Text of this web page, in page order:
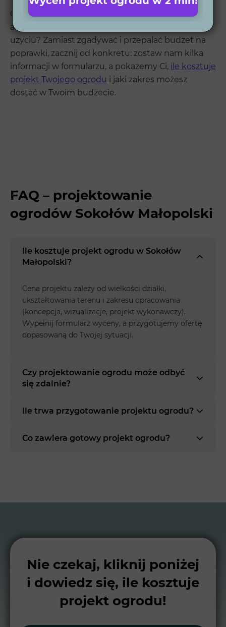
Chcesz mieć ogród, który jest ładny na zdjęciach,
ale przede wszystkim wygodny w codziennym
użyciu? Zamiast zgadywać i przepalać budżet na
poprawki, zacznij od konkretu: zostaw nam kilka
informacji w formularzu, a pokażemy Ci, ile kosztuje
projekt Twojego ogrodu i jaki zakres możesz
dostać w Twoim budżecie.
FAQ – projektowanie
ogrodów Sokołów Małopolski
Ile kosztuje projekt ogrodu w Sokołów
Małopolski?
Cena projektu zależy od wielkości działki,
ukształtowania terenu i zakresu opracowania
(koncepcja, wizualizacje, projekt wykonawczy).
Wypełnij formularz wyceny, a przygotujemy ofertę
dopasowaną do Twojej sytuacji.
Czy projektowanie ogrodu może odbyć
się zdalnie?
Ile trwa przygotowanie projektu ogrodu?
Co zawiera gotowy projekt ogrodu?
Nie czekaj, kliknij poniżej
i dowiedz się, ile kosztuje
projekt ogrodu!